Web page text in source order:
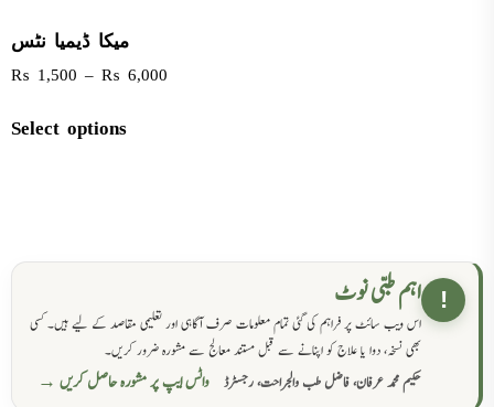
میکا ڈیمیا نٹس
₨ 1,500 – ₨ 6,000
Select options
! اہم طبی نوٹ
اس ویب سائٹ پر فراہم کی گئی تمام معلومات صرف آگاہی اور تعلیمی مقاصد کے لیے ہیں۔ کسی
بھی نسخہ، دوا یا علاج کو اپنانے سے قبل مستند معالج سے مشورہ ضرور کریں۔
حکیم محمد عرفان، فاضل طب والجراحت، رجسٹرڈ
واٹس ایپ پر مشورہ حاصل کریں →